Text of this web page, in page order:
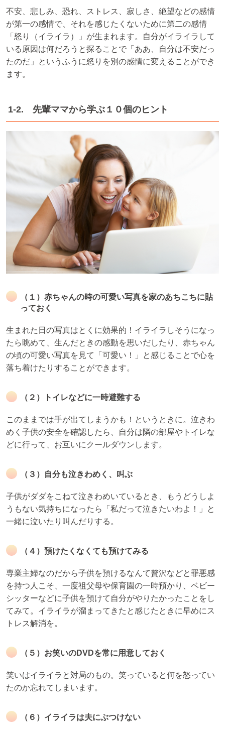
不安、悲しみ、恐れ、ストレス、寂しさ、絶望などの感情
が第一の感情で、それを感じたくないために第二の感情
「怒り（イライラ）」が生まれます。自分がイライラして
いる原因は何だろうと探ることで「ああ、自分は不安だっ
たのだ」というふうに怒りを別の感情に変えることができ
ます。
1-2. 先輩ママから学ぶ１０個のヒント
（１）赤ちゃんの時の可愛い写真を家のあちこちに貼
っておく
生まれた日の写真はとくに効果的！イライラしそうになっ
たら眺めて、生んだときの感動を思いだしたり、赤ちゃん
の頃の可愛い写真を見て「可愛い！」と感じることで心を
落ち着けたりすることができます。
（２）トイレなどに一時避難する
このままでは手が出てしまうかも！というときに。泣きわ
めく子供の安全を確認したら、自分は隣の部屋やトイレな
どに行って、お互いにクールダウンします。
（３）自分も泣きわめく、叫ぶ
子供がダダをこねて泣きわめいているとき、もうどうしよ
うもない気持ちになったら「私だって泣きたいわよ！」と
一緒に泣いたり叫んだりする。
（４）預けたくなくても預けてみる
専業主婦なのだから子供を預けるなんて贅沢などと罪悪感
を持つ人こそ、一度祖父母や保育園の一時預かり、ベビー
シッターなどに子供を預けて自分がやりたかったことをし
てみて。イライラが溜まってきたと感じたときに早めにス
トレス解消を。
（５）お笑いのDVDを常に用意しておく
笑いはイライラと対局のもの。笑っていると何を怒ってい
たのか忘れてしまいます。
（６）イライラは夫にぶつけない